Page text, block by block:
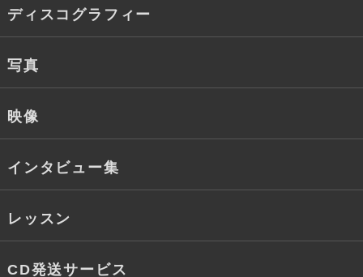
ディスコグラフィー
写真
映像
インタビュー集
レッスン
CD発送サービス